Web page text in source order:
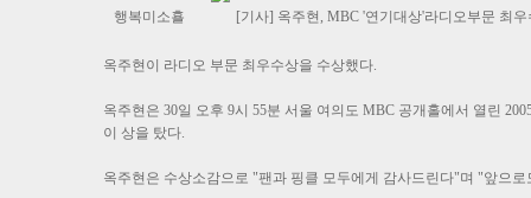
행복미소횰 [기사] 옥주현, MBC '연기대상'라디오부문 최
옥주현이 라디오 부문 최우수상을 수상했다.
옥주현은 30일 오후 9시 55분 서울 여의도 MBC 공개홀에서 열린
이 상을 탔다.
옥주현은 수상소감으로 "팬과 핑클 모두에게 감사드린다"며 "앞으